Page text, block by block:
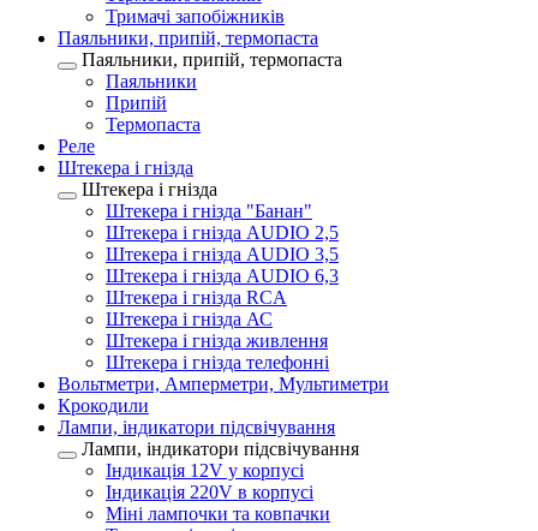
Тримачі запобіжників
Паяльники, припій, термопаста
Паяльники, припій, термопаста
Паяльники
Припій
Термопаста
Реле
Штекера і гнізда
Штекера і гнізда
Штекера і гнізда "Банан"
Штекера і гнізда AUDIO 2,5
Штекера і гнізда AUDIO 3,5
Штекера і гнізда AUDIO 6,3
Штекера і гнізда RCA
Штекера і гнізда АС
Штекера і гнізда живлення
Штекера і гнізда телефонні
Вольтметри, Амперметри, Мультиметри
Крокодили
Лампи, індикатори підсвічування
Лампи, індикатори підсвічування
Індикація 12V у корпусі
Індикація 220V в корпусі
Міні лампочки та ковпачки